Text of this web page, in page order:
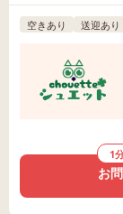
空きあり 送迎あり
1
お